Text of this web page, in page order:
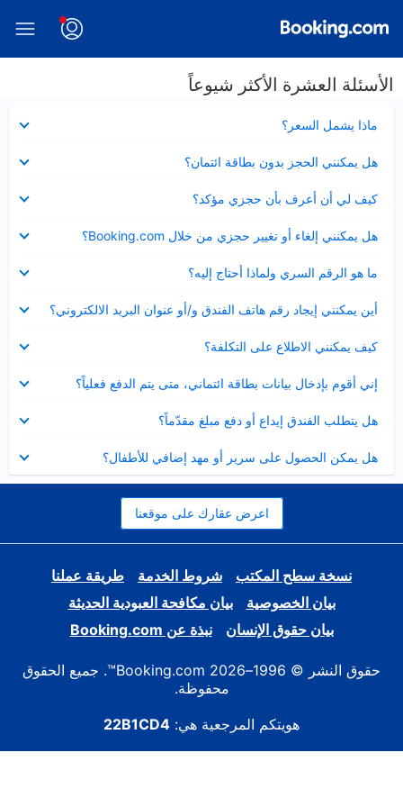
الأسئلة العشرة الأكثر شيوعاً
ماذا يشمل السعر؟
مصغر
هل يمكنني الحجز بدون بطاقة ائتمان؟
مصغر
كيف لي أن أعرف بأن حجزي مؤكد؟
مصغر
هل يمكنني إلغاء أو تغيير حجزي من خلال Booking.com؟
مصغر
ما هو الرقم السري ولماذا أحتاج إليه؟
مصغر
أين يمكنني إيجاد رقم هاتف الفندق و/أو عنوان البريد الالكتروني؟
عرض
مصغر
كيف يمكنني الاطلاع على التكلفة؟
مصغر
إني أقوم بإدخال بيانات بطاقة ائتماني، متى يتم الدفع فعلياً؟
مصغر
هل يتطلب الفندق إيداع أو دفع مبلغ مقدّماً؟
مصغر
هل يمكن الحصول على سرير أو مهد إضافي للأطفال؟
مصغر
اعرض عقارك على موقعنا
نسخة سطح المكتب شروط الخدمة
طريقة عملنا
بيان الخصوصية
بيان مكافحة العبودية الحديثة
بيان حقوق الإنسان
نبذة عن Booking.com
حقوق النشر © 1996–2026 Booking.com™. جميع الحقوق
محفوظة.
هويتكم المرجعية هي: 22B1CD4